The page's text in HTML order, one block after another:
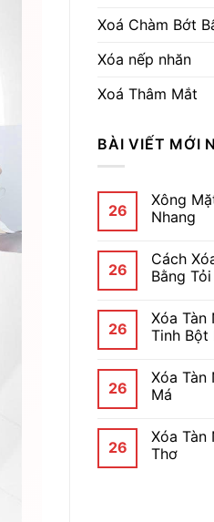
Xoá Chàm Bớt
Xóa nếp nhăn
Xoá Thâm Mắt
BÀI VIẾT MỚI
26
Xông
Nhang
26
Cách
Bằng Tỏi
26
Xóa Tàn
Tinh Bột
26
Xóa Tàn
Má
26
Xóa Tàn
Thơ